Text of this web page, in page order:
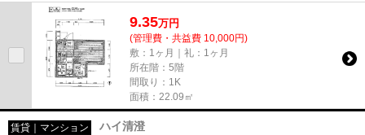
ます。周辺環境の良い12階建...
9.35万円
(管理費・共益費 10,000円)
敷：1ヶ月｜礼：1ヶ月
所在階：5階
間取り：1K
面積：22.09㎡
賃貸｜マンション ハイ清澄